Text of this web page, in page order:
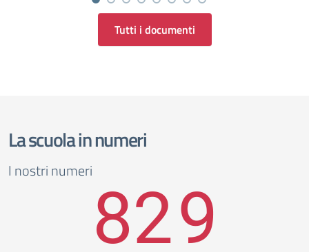
Tutti i documenti
La scuola in numeri
I nostri numeri 829